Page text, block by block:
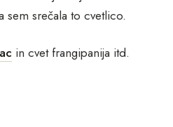
sem srečala to cvetlico.
in cvet frangipanija itd.